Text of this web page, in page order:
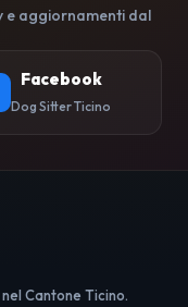
e aggiornamenti dal
Facebook
Dog Sitter Ticino
Cantone Ticino.